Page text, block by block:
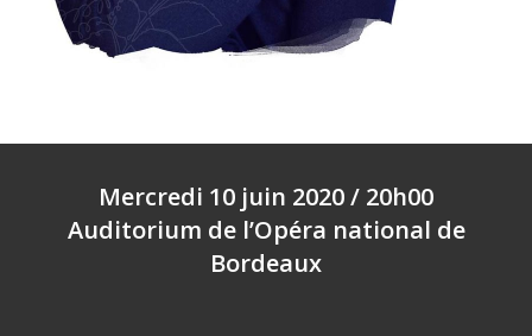
Mercredi 10 juin 2020 / 20h00
Auditorium de l’Opéra national de
Bordeaux